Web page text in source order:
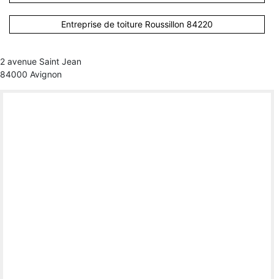
Entreprise de toiture Roussillon 84220
2 avenue Saint Jean
84000 Avignon